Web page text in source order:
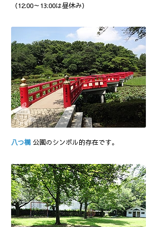
（12:00～13:00は昼休み）
八つ橋 公園のシンボル的存在です。